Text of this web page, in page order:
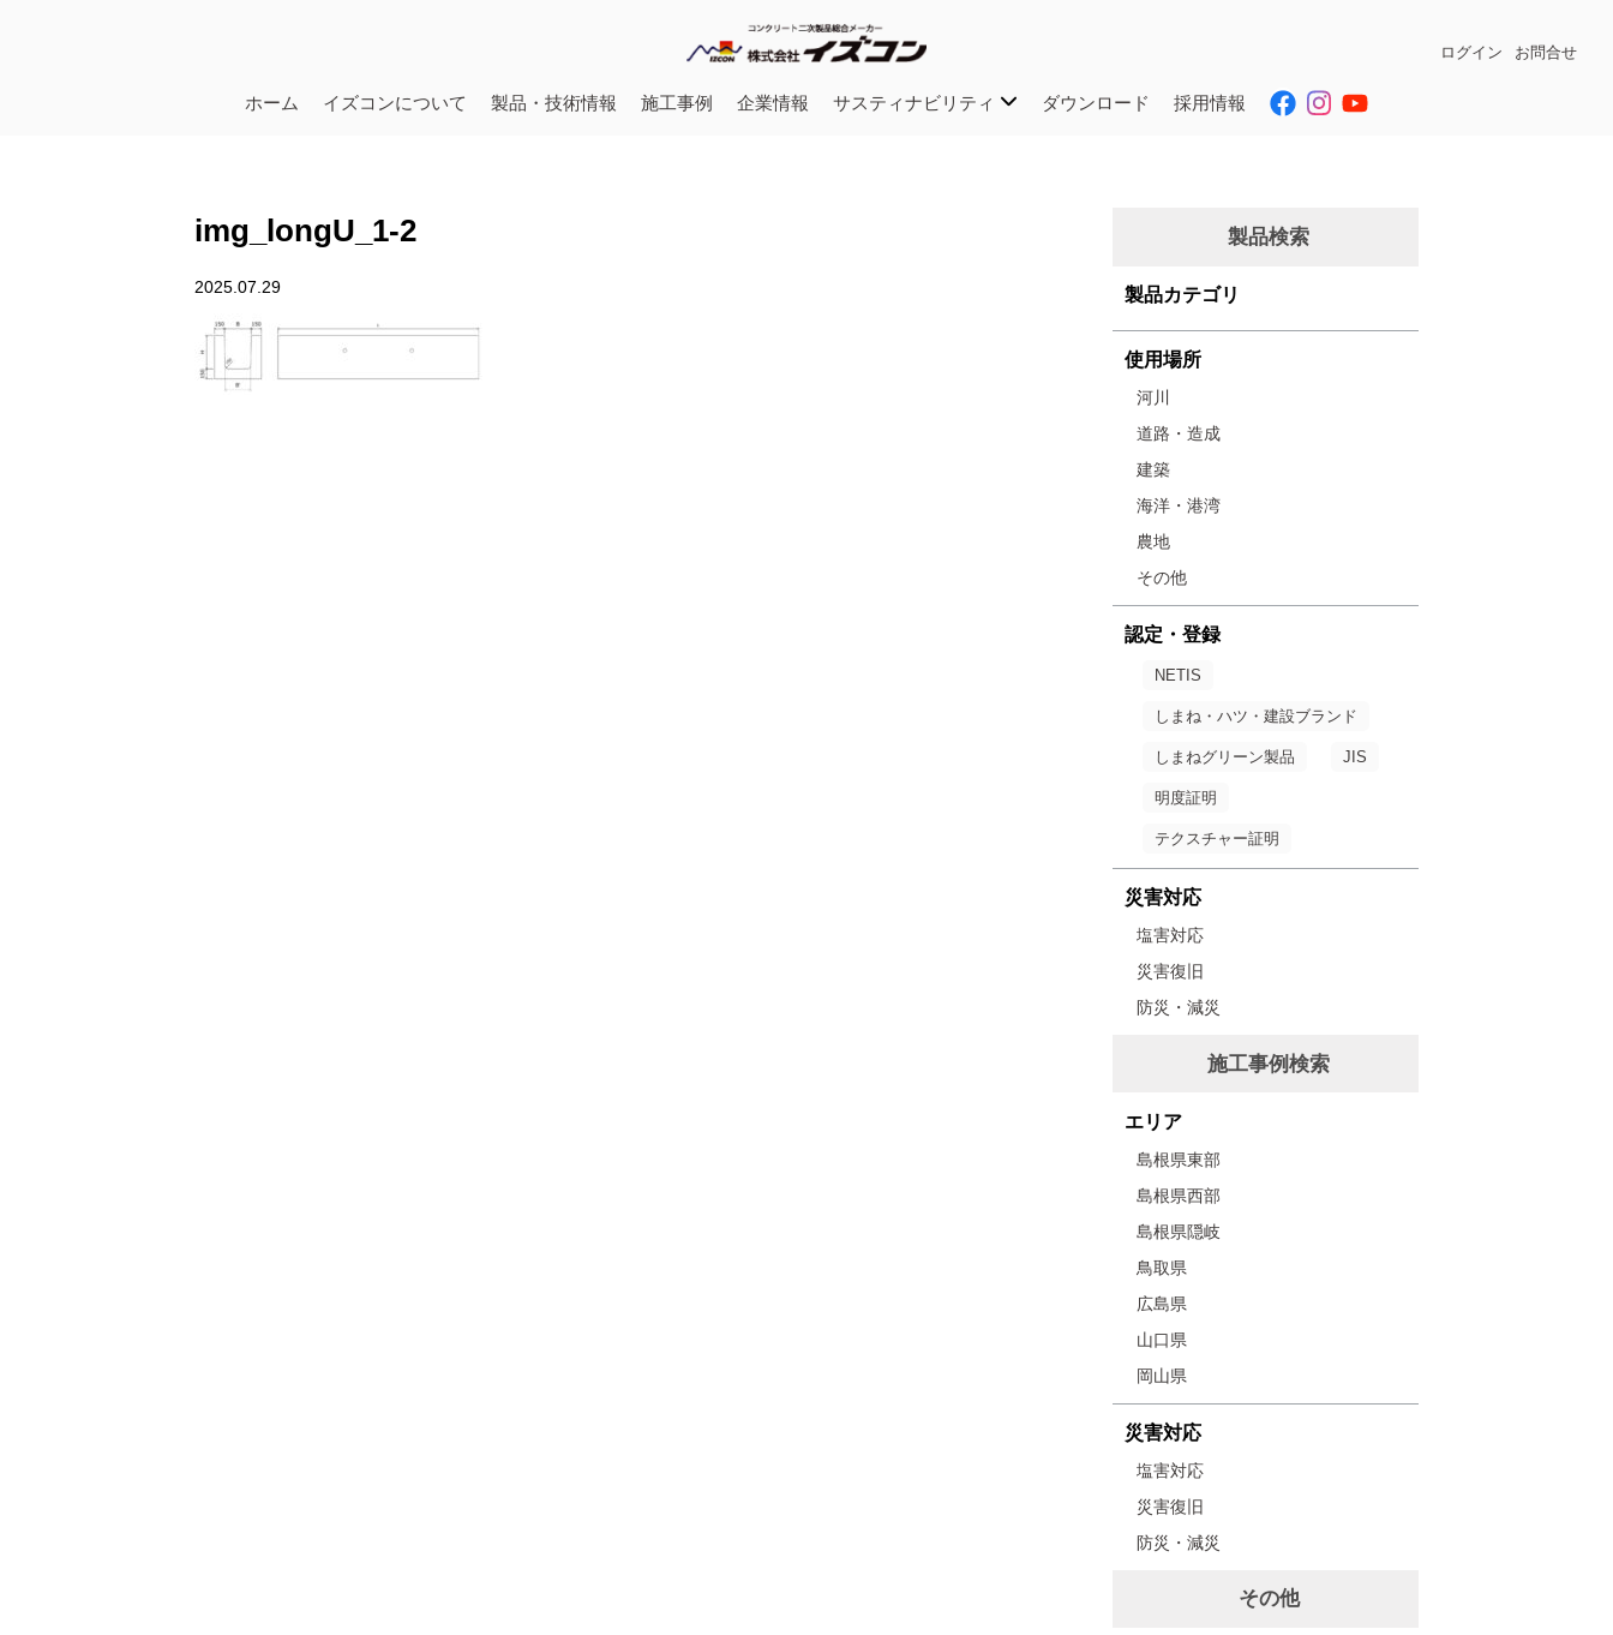
ログイン お問合せ
ホーム イズコンについて 製品・技術情報 施工事例 企業情報 サスティナビリティ ダウンロード 採用情報
img_longU_1-2
2025.07.29
製品検索
製品カテゴリ
使用場所
河川
道路・造成
建築
海洋・港湾
農地
その他
認定・登録
NETIS
しまね・ハツ・建設ブランド
しまねグリーン製品 JIS
明度証明
テクスチャー証明
災害対応
塩害対応
災害復旧
防災・減災
施工事例検索
エリア
島根県東部
島根県西部
島根県隠岐
鳥取県
広島県
山口県
岡山県
災害対応
塩害対応
災害復旧
防災・減災
その他